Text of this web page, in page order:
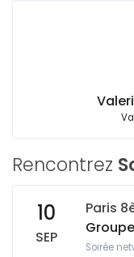
Rencontrez
10
SEP
Paris
Soirée